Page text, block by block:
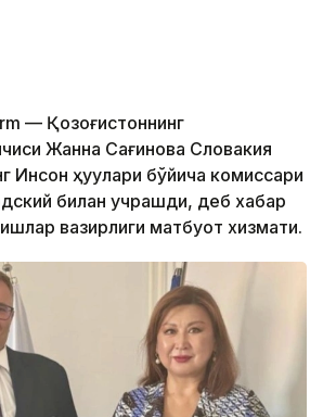
— Қозоғистоннинг
Жанна Сағинова Словакия
Инсон ҳуқуқлари бўйича комиссари
билан учрашди, деб хабар
вазирлиги матбуот хизмати.